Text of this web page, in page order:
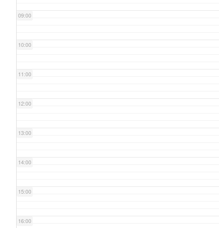
09:00
10:00
11:00
12:00
13:00
14:00
15:00
16:00